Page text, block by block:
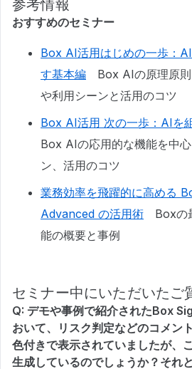
参考情報
おすすめのセミナー
Box AI活用はじめの一歩：
す基本編 Box AIの原理原則
や利用シーンと活用のコツ
Box AI活用 次の一歩：AIを
Box AIの応用的な機能を中
ン、活用のコツ
業務効率を飛躍的に高める
Advanced の活用術
Boxの
能の概要と事例
セミナー中にいただいたご
Q: デモや事例で紹介されたBox
おいて、リスク判定などのコメン
色付きで表示されていましたが、
生成しているのでしょうか？それ